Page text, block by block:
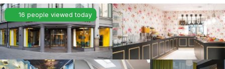
Göteborg
Malmö
Hela Norge
16 people viewed today